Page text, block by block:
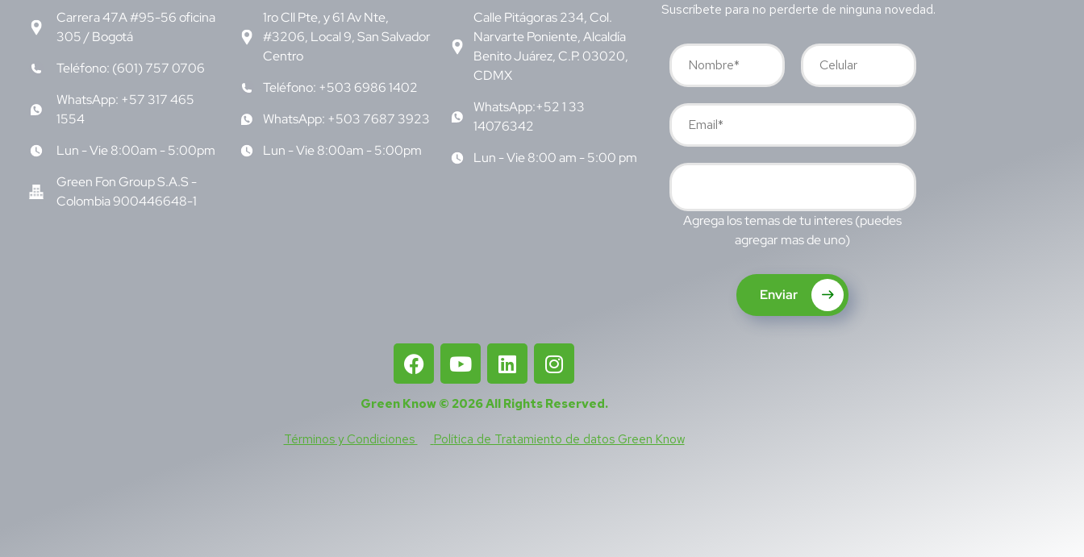
Carrera 47A #95-56 oficina
305 / Bogotá
Teléfono: (601) 757 0706
WhatsApp: +57 317 465
1554
Lun - Vie 8:00am - 5:00pm
Green Fon Group S.A.S -
Colombia 900446648-1
1ro Cll Pte, y 61 Av Nte,
#3206, Local 9, San Salvador
Centro
Teléfono: +503 6986 1402
WhatsApp: +503 7687 3923
Lun - Vie 8:00am - 5:00pm
Calle Pitágoras 234, Col.
Narvarte Poniente, Alcaldía
Benito Juárez, C.P. 03020,
CDMX
WhatsApp:+52 1 33
14076342
Lun - Vie 8:00 am - 5:00 pm
Suscríbete para no perderte de ninguna novedad.
Agrega los temas de tu interes (puedes
agregar mas de uno)
Enviar
Green Know © 2026All Rights Reserved.
Términos y Condiciones Política de Tratamiento de datos Green Know